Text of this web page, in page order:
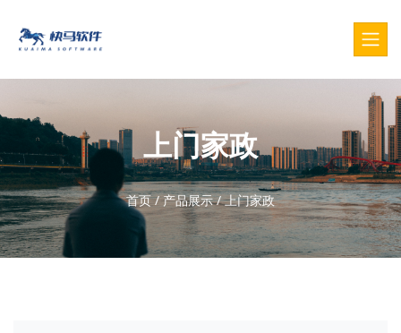
上门家政
首页/ 产品展示/上门家政